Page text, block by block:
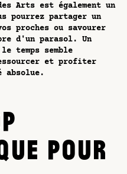
Arts est également un
pourrez partager un
proches ou savourer
d'un parasol. Un
temps semble
et profiter
absolue.
POUR